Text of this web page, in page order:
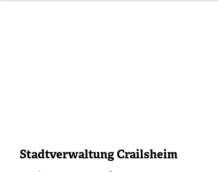
Stadtverwaltung Crailsheim